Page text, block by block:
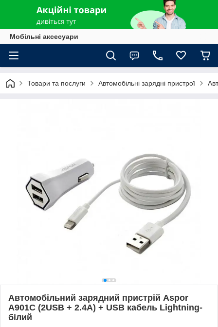
Мобільні аксесуари
Товари та послуги Автомобільні зарядні пристрої
Автомобільний зарядний пристрій Aspor
A901C (2USB + 2.4A) + USB кабель Lightning-
білий